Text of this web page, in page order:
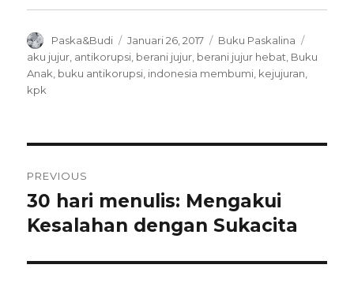
Author
Paska&Budi
Posted
on
Januari 26, 2017 Categories
Buku Paskalina
aku jujur antikorupsi berani jujur berani jujur hebat Buku
Anak buku antikorupsi indonesia membumi kejujuran
kpk
pos
PREVIOUS
Previous
post:
30 hari menulis: Mengakui
Kesalahan dengan Sukacita